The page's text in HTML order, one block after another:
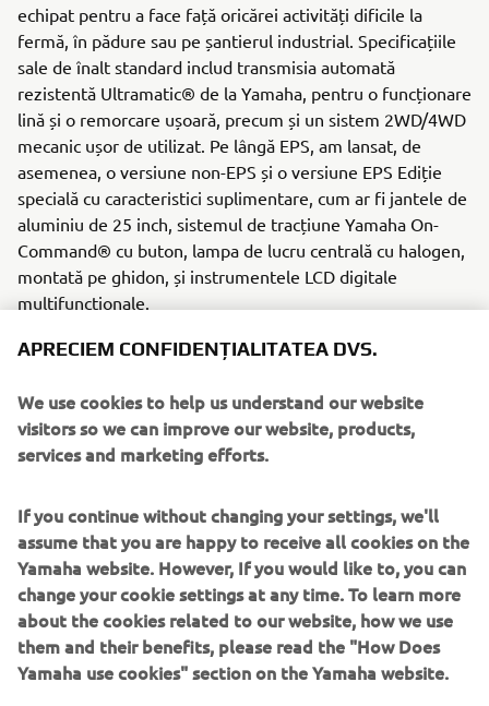
echipat pentru a face față oricărei activități dificile la
fermă, în pădure sau pe șantierul industrial. Specificațiile
sale de înalt standard includ transmisia automată
rezistentă Ultramatic® de la Yamaha, pentru o funcționare
lină și o remorcare ușoară, precum și un sistem 2WD/4WD
mecanic ușor de utilizat. Pe lângă EPS, am lansat, de
asemenea, o versiune non-EPS și o versiune EPS Ediție
specială cu caracteristici suplimentare, cum ar fi jantele de
aluminiu de 25 inch, sistemul de tracțiune Yamaha On-
Command® cu buton, lampa de lucru centrală cu halogen,
montată pe ghidon, și instrumentele LCD digitale
multifuncționale.
Motor/Cadru
686 cmc EFi MKII, cunoscut pentru cuplul lin și ușor de
controlat pe care îl oferă. Caroseria sa este capabilă să
reziste celor mai dure activități, cu o limită de încărcare de
2016 WOLVERINE-R
APRECIEM CONFIDENȚIALITATEA DVS.
We use cookies to help us understand our website
visitors so we can improve our website, products,
services and marketing efforts.
If you continue without changing your settings, we'll
assume that you are happy to receive all cookies on the
Yamaha website. However, If you would like to, you can
change your cookie settings at any time. To learn more
about the cookies related to our website, how we use
them and their benefits, please read the "How Does
Yamaha use cookies" section on the Yamaha website.